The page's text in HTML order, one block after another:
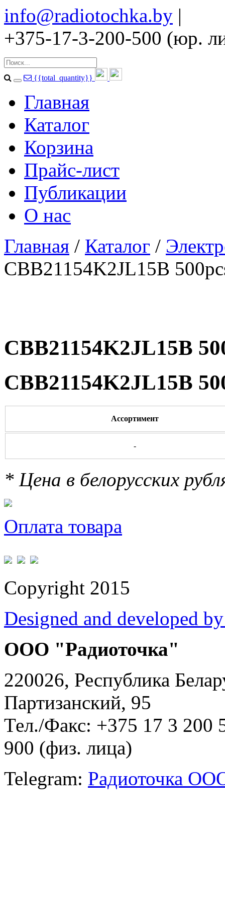
info@radiotochka.by |
+375-17-3-200-500 (юр.
{{total_quantity}}
Главная
Каталог
Корзина
Прайс-лист
Публикации
О нас
Главная / Каталог /
CBB21154K2JL15B
CBB21154K2JL15B
CBB21154K2JL15B
Ассортимент
-
* Цена в белорусских
Оплата товара
Copyright 2015
Designed and developed
ООО "Радиоточка"
220026, Республика
Партизанский, 95
Тел./Факс: +375 17 3
900 (физ. лица)
Telegram: Радиоточка